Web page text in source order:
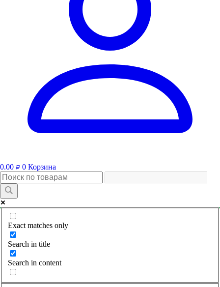
0.00 ₽ 0 Корзина
Exact matches only
Search in title
Search in content